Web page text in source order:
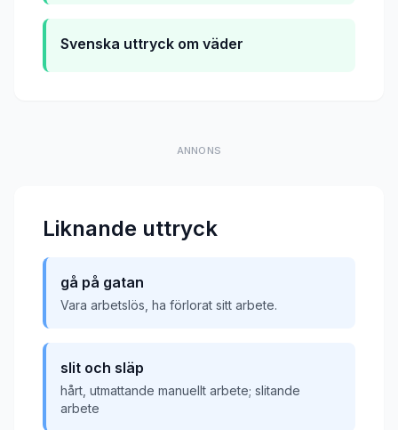
Svenska uttryck om väder
ANNONS
Liknande uttryck
gå på gatan
Vara arbetslös, ha förlorat sitt arbete.
slit och släp
hårt, utmattande manuellt arbete; slitande
arbete